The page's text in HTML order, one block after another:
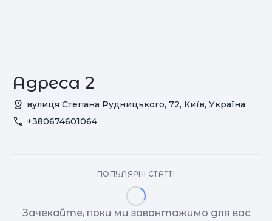
Адреса 2
вулиця Степана Рудницького, 72, Київ, Україна
+380674601064
ПОПУЛЯРНІ СТАТТІ
Зачекайте, поки ми завантажимо для вас